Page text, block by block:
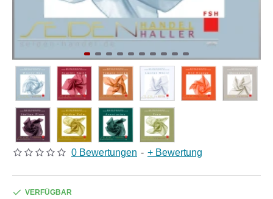
0 Bewertungen - + Bewertung
VERFÜGBAR